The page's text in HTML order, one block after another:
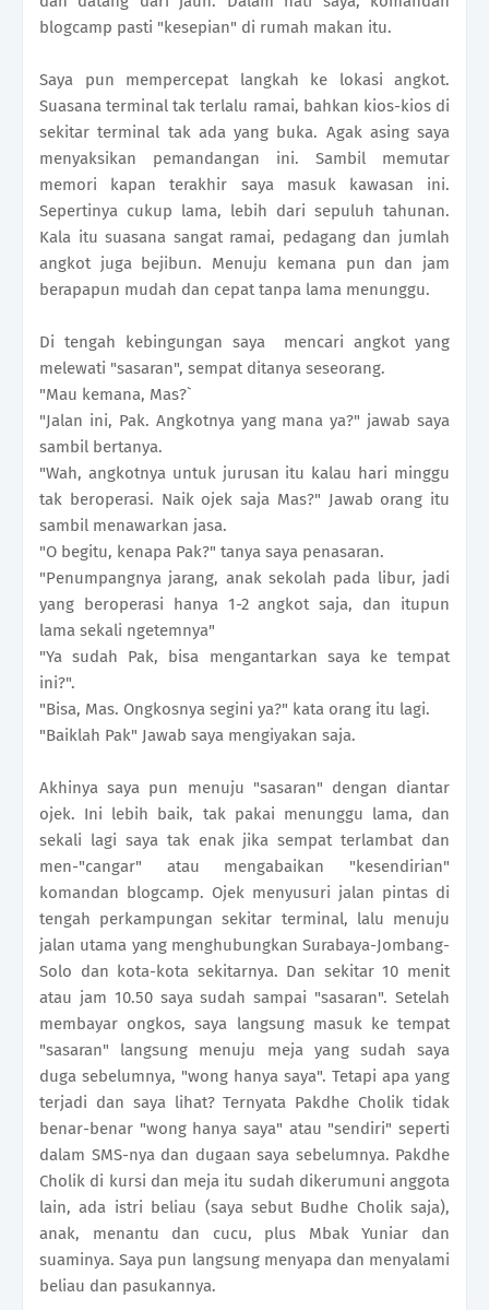
blogcamp pasti "kesepian" di rumah makan itu.
Saya pun mempercepat langkah ke lokasi angkot.
Suasana terminal tak terlalu ramai, bahkan kios-kios di
sekitar terminal tak ada yang buka. Agak asing saya
menyaksikan pemandangan ini. Sambil memutar
memori kapan terakhir saya masuk kawasan ini.
Sepertinya cukup lama, lebih dari sepuluh tahunan.
Kala itu suasana sangat ramai, pedagang dan jumlah
angkot juga bejibun. Menuju kemana pun dan jam
berapapun mudah dan cepat tanpa lama menunggu.
Di tengah kebingungan saya mencari angkot yang
melewati "sasaran", sempat ditanya seseorang.
"Mau kemana, Mas?`
"Jalan ini, Pak. Angkotnya yang mana ya?" jawab saya
sambil bertanya.
"Wah, angkotnya untuk jurusan itu kalau hari minggu
tak beroperasi. Naik ojek saja Mas?" Jawab orang itu
sambil menawarkan jasa.
"O begitu, kenapa Pak?" tanya saya penasaran.
"Penumpangnya jarang, anak sekolah pada libur, jadi
yang beroperasi hanya 1-2 angkot saja, dan itupun
lama sekali ngetemnya"
"Ya sudah Pak, bisa mengantarkan saya ke tempat
ini?".
"Bisa, Mas. Ongkosnya segini ya?" kata orang itu lagi.
"Baiklah Pak" Jawab saya mengiyakan saja.
Akhinya saya pun menuju "sasaran" dengan diantar
ojek. Ini lebih baik, tak pakai menunggu lama, dan
sekali lagi saya tak enak jika sempat terlambat dan
men-"cangar" atau mengabaikan "kesendirian"
komandan blogcamp. Ojek menyusuri jalan pintas di
tengah perkampungan sekitar terminal, lalu menuju
jalan utama yang menghubungkan Surabaya-Jombang-
Solo dan kota-kota sekitarnya. Dan sekitar 10 menit
atau jam 10.50 saya sudah sampai "sasaran". Setelah
membayar ongkos, saya langsung masuk ke tempat
"sasaran" langsung menuju meja yang sudah saya
duga sebelumnya, "wong hanya saya". Tetapi apa yang
terjadi dan saya lihat? Ternyata Pakdhe Cholik tidak
benar-benar "wong hanya saya" atau "sendiri" seperti
dalam SMS-nya dan dugaan saya sebelumnya. Pakdhe
Cholik di kursi dan meja itu sudah dikerumuni anggota
lain, ada istri beliau (saya sebut Budhe Cholik saja),
anak, menantu dan cucu, plus Mbak Yuniar dan
suaminya. Saya pun langsung menyapa dan menyalami
beliau dan pasukannya.